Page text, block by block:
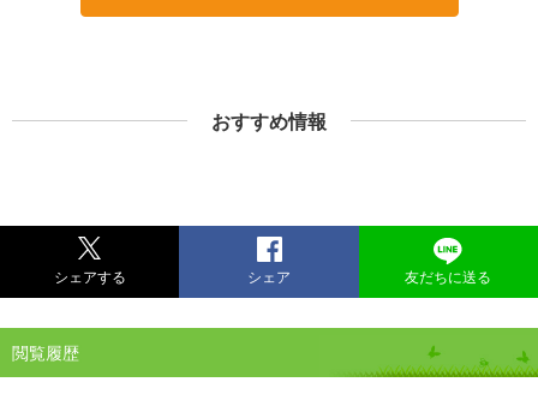
おすすめ情報
シェアする シェア 友だちに送る
閲覧履歴